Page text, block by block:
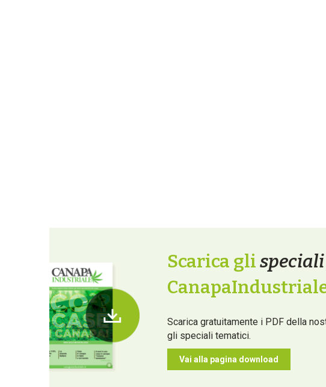
Scarica glispeciali
Scarica gratuitamente i PDF della
gli speciali tematici.
Vai alla pagina download